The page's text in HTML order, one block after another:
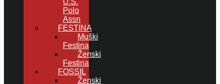
U.S.
Polo
Assn
FESTINA
Muški
Festina
Ženski
Festina
FOSSIL
Ženski